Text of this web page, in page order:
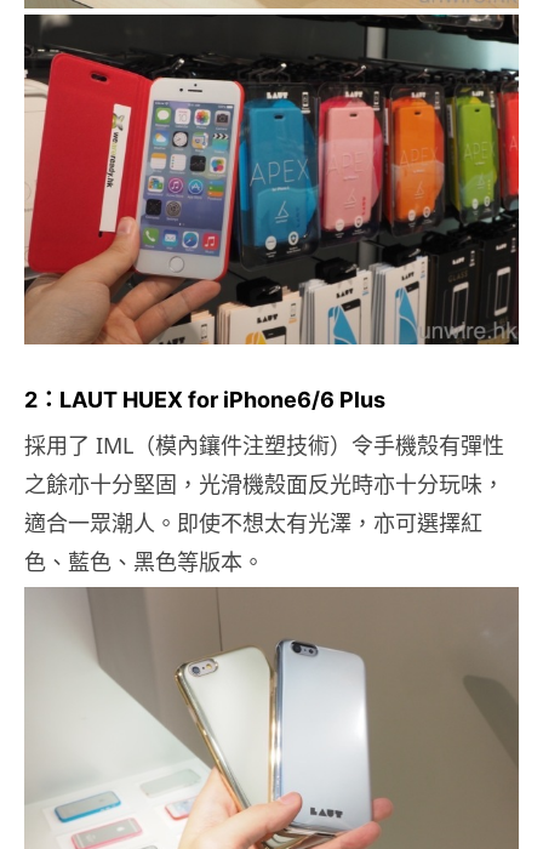
2：LAUT HUEX for iPhone6/6 Plus
採用了 IML（模內鑲件注塑技術）令手機殼有彈性
之餘亦十分堅固，光滑機殼面反光時亦十分玩味，
適合一眾潮人。即使不想太有光澤，亦可選擇紅
色、藍色、黑色等版本。